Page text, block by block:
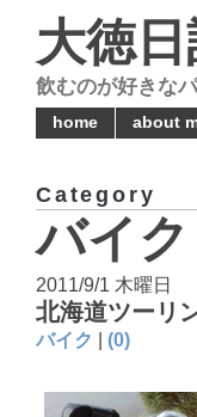
大徳
飲むのが好きな
home about
Category
バイク
2011/9/1 木曜日
北海道ツーリ
バイク (0)